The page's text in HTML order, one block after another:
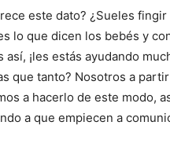
este dato? ¿Sueles fingir
lo que dicen los bebés y
así, ¡les estás ayudando
que tanto? Nosotros a
a hacerlo de este modo,
a que empiecen a